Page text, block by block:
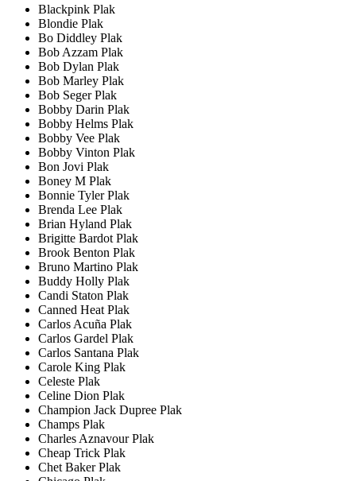
Blackpink Plak
Blondie Plak
Bo Diddley Plak
Bob Azzam Plak
Bob Dylan Plak
Bob Marley Plak
Bob Seger Plak
Bobby Darin Plak
Bobby Helms Plak
Bobby Vee Plak
Bobby Vinton Plak
Bon Jovi Plak
Boney M Plak
Bonnie Tyler Plak
Brenda Lee Plak
Brian Hyland Plak
Brigitte Bardot Plak
Brook Benton Plak
Bruno Martino Plak
Buddy Holly Plak
Candi Staton Plak
Canned Heat Plak
Carlos Acuña Plak
Carlos Gardel Plak
Carlos Santana Plak
Carole King Plak
Celeste Plak
Celine Dion Plak
Champion Jack Dupree Plak
Champs Plak
Charles Aznavour Plak
Cheap Trick Plak
Chet Baker Plak